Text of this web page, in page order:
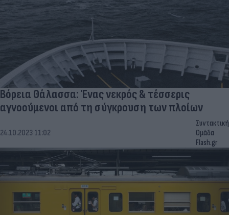
Βόρεια Θάλασσα: Ένας νεκρός & τέσσερις
αγνοούμενοι από τη σύγκρουση των πλοίων
24.10.2023 11:02
Συντακτική
Ομάδα
Flash.gr